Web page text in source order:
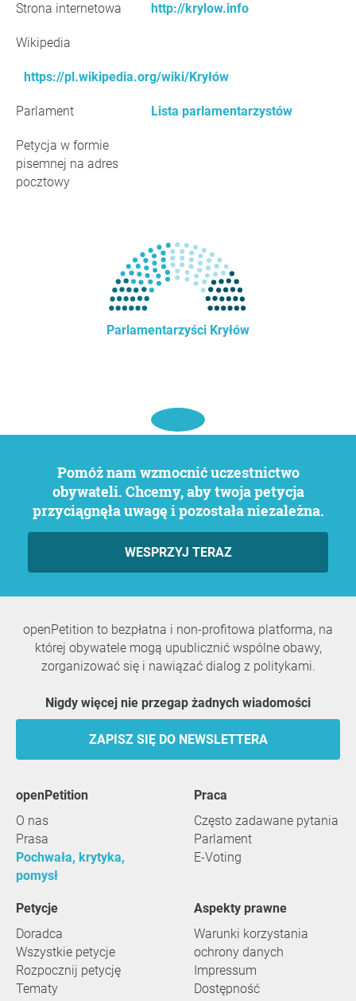
Strona internetowa http://krylow.info
Wikipedia
https://pl.wikipedia.org/wiki/Kryłów
Parlament Lista parlamentarzystów
Petycja w formie
pisemnej na adres
pocztowy
Parlamentarzyści Kryłów
Pomóż nam wzmocnić uczestnictwo
obywateli. Chcemy, aby twoja petycja
przyciągnęła uwagę i pozostała niezależna.
WESPRZYJ TERAZ
openPetition to bezpłatna i non-profitowa platforma, na
której obywatele mogą upublicznić wspólne obawy,
zorganizować się i nawiązać dialog z politykami.
Nigdy więcej nie przegap żadnych wiadomości
ZAPISZ SIĘ DO NEWSLETTERA
openPetition
O nas
Prasa
Pochwała, krytyka,
pomysł
praca
Często zadawane pytania
Parlament
E-Voting
Petycje
Doradca
Wszystkie petycje
Rozpocznij petycję
Tematy
Aspekty prawne
Warunki korzystania
ochrony danych
Impressum
Dostępność